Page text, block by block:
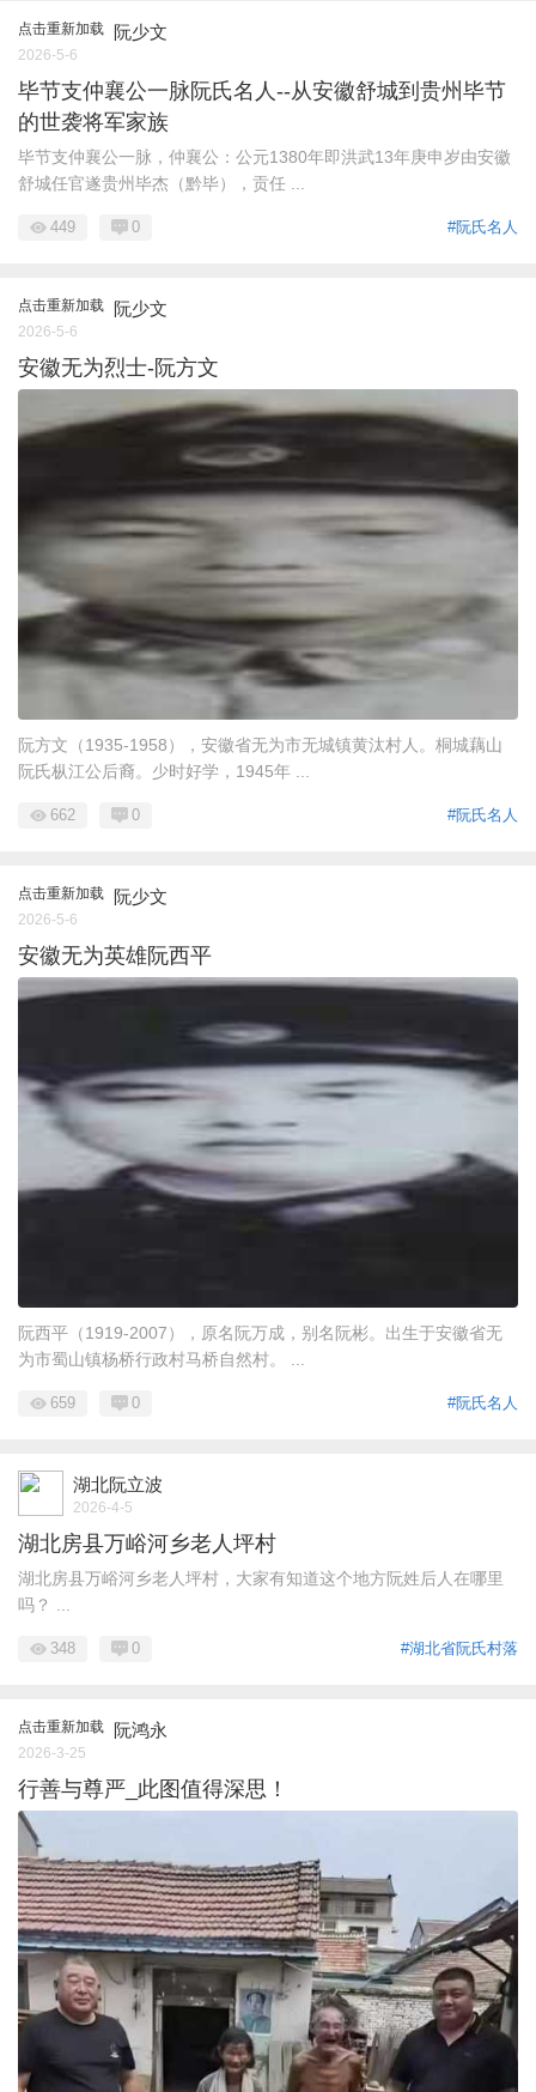
点击重新加载 阮少文
2026-5-6
毕节支仲襄公一脉阮氏名人--从安徽舒城到贵州毕节
的世袭将军家族
毕节支仲襄公一脉，仲襄公：公元1380年即洪武13年庚申岁由安徽
舒城任官遂贵州毕杰（黔毕），贡任 ...
#阮氏名人
449 0
点击重新加载 阮少文
2026-5-6
安徽无为烈士-阮方文
阮方文（1935-1958），安徽省无为市无城镇黄汰村人。桐城藕山
阮氏枞江公后裔。少时好学，1945年 ...
#阮氏名人
662 0
点击重新加载 阮少文
2026-5-6
安徽无为英雄阮西平
阮西平（1919-2007），原名阮万成，别名阮彬。出生于安徽省无
为市蜀山镇杨桥行政村马桥自然村。 ...
#阮氏名人
659 0
湖北阮立波
2026-4-5
湖北房县万峪河乡老人坪村
湖北房县万峪河乡老人坪村，大家有知道这个地方阮姓后人在哪里
吗？ ...
#湖北省阮氏村落
348 0
点击重新加载 阮鸿永
2026-3-25
行善与尊严_此图值得深思！